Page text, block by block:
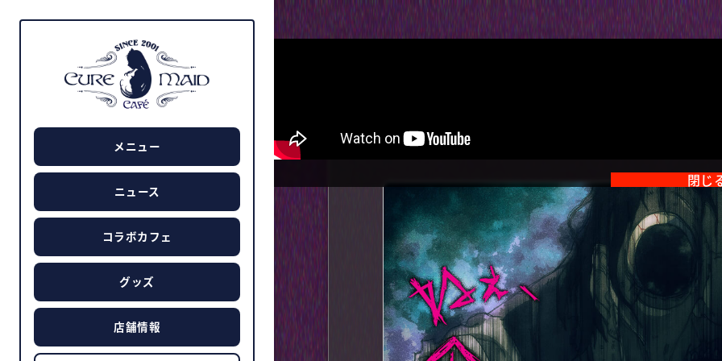
メニュー
ニュース
コラボカフェ
グッズ
店舗情報
閉じ
2021.10.28